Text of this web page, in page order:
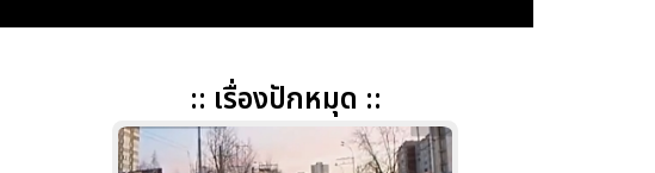
:: เรื่องปักหมุด ::